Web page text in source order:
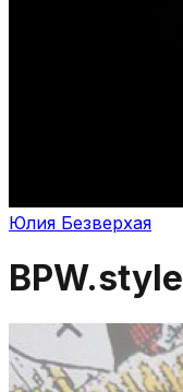
Юлия Безверхая
BPW.style